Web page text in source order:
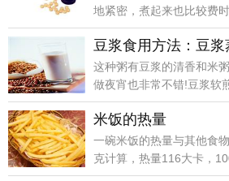
地紧密，煮起来也比较费
将它淘洗后用
豆浆食用方法：豆
这种粥有豆浆的清香和米
做夜宵也非常不错!豆浆软
豆渣，再打
米饭的热量
一碗米饭的热量与其他食
克计算，热量116大卡，